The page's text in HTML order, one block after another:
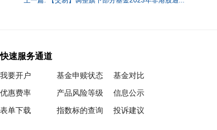
快速服务通道
我要开户
优惠费率
表单下载
基金申赎状态
产品风险等级
指数标的查询
基金对比
信息公示
投诉建议